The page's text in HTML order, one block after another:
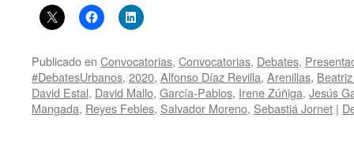
Publicado en Convocatorias, Convocatorias, Debates,
#DebatesUrbanos, 2020, Alfonso Díaz Revilla, Arenillas,
David Estal, David Mallo, García-Pablos, Irene Zúñiga, Jesús
Mangada, Reyes Febles, Salvador Moreno, Sebastiá Jornet |